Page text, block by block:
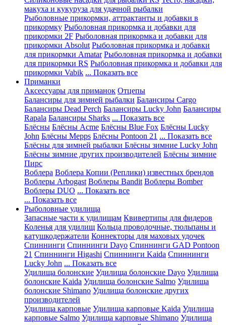
макуха и кукуруза для удачной рыбалки
Рыболовные прикормки, аттрактанты и добавки в
прикормку Рыболовная прикормка и добавки для
прикормки 2F Рыболовная прикормка и добавки для
прикормки Absolut Рыболовная прикормка и добавки
для прикормки Amatar Рыболовная прикормка и добавки
для прикормки RS Рыболовная прикормка и добавки для
прикормки Vabik ... Показать все
Приманки
Аксессуары для приманок Отцепы
Балансиры для зимней рыбалки Балансиры Cargo
Балансиры Dead Perch Балансиры Lucky John Балансиры
Rapala Балансиры Sharks ... Показать все
Блёсны Блёсны Acme Блёсны Blue Fox Блёсны Lucky
John Блёсны Mepps Блёсны Pontoon 21 ... Показать все
Блёсны для зимней рыбалки Блёсны зимние Lucky John
Блёсны зимние других производителей Блёсны зимние
Пирс
Воблера Воблера Копии (Реплики) известных брендов
Воблеры Arbogast Воблеры Bandit Воблеры Bomber
Воблеры DUO ... Показать все
... Показать все
Рыболовные удилища
Запасные части к удилищам Квивертипы для фидеров
Коленья для удилищ Кольца проводочные, тюльпаны и
катушкодержатели Коннекторы для маховых удочек
Спиннинги Спиннинги Dayo Спиннинги GAD Pontoon
21 Спиннинги Higashi Спиннинги Kaida Спиннинги
Lucky John ... Показать все
Удилища болонские Удилища болонские Dayo Удилища
болонские Kaida Удилища болонские Salmo Удилища
болонские Shimano Удилища болонские других
производителей
Удилища карповые Удилища карповые Kaida Удилища
карповые Salmo Удилища карповые Shimano Удилища